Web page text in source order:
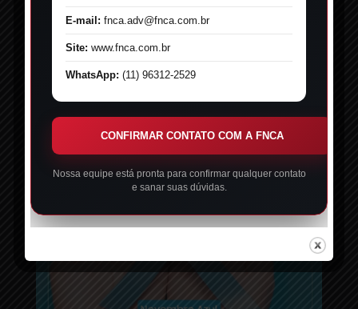
E-mail: fnca.adv@fnca.com.br
Site: www.fnca.com.br
WhatsApp: (11) 96312-2529
CONFIRMAR CONTATO COM A FNCA
Nossa equipe está pronta para confirmar qualquer contato
e sanar suas dúvidas.